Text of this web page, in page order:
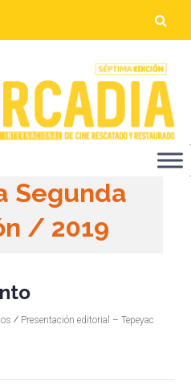
Segunda
/ 2019
⁄ Presentación editorial – Tepeyac